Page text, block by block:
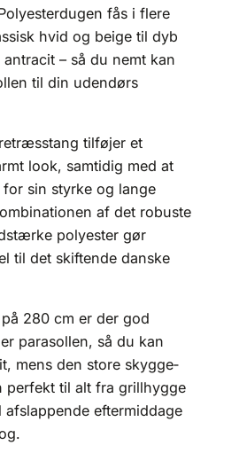
fås i flere
hvid og beige til dyb
– så du nemt kan
til din udendørs
tilføjer et
look, samtidig med at
sin styrke og lange
af det robuste
polyester gør
til det skiftende danske
280 cm er der god
parasollen, så du kan
mens den store skygge­
perfekt til alt fra grillhygge
eftermiddage